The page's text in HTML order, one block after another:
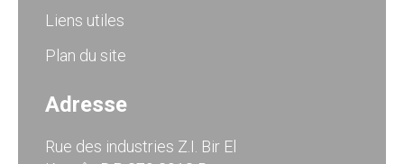
Liens utiles
Plan du site
Adresse
Rue des industries Z.I. Bir El